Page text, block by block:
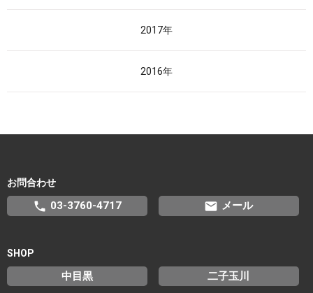
2017年
2016年
お問合わせ
phone 03-3760-4717 email メール
SHOP
中目黒 二子玉川